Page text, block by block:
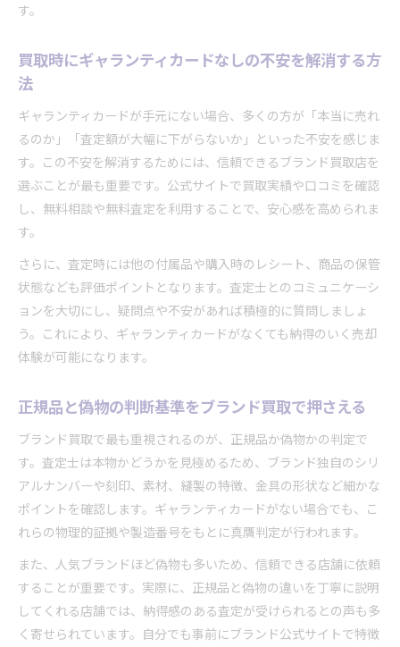
す。
買取時にギャランティカードなしの不安を解消する方
法
ギャランティカードが手元にない場合、多くの方が「本当に売れ
るのか」「査定額が大幅に下がらないか」といった不安を感じま
す。この不安を解消するためには、信頼できるブランド買取店を
選ぶことが最も重要です。公式サイトで買取実績や口コミを確認
し、無料相談や無料査定を利用することで、安心感を高められま
す。
さらに、査定時には他の付属品や購入時のレシート、商品の保管
状態なども評価ポイントとなります。査定士とのコミュニケーシ
ョンを大切にし、疑問点や不安があれば積極的に質問しましょ
う。これにより、ギャランティカードがなくても納得のいく売却
体験が可能になります。
正規品と偽物の判断基準をブランド買取で押さえる
ブランド買取で最も重視されるのが、正規品か偽物かの判定で
す。査定士は本物かどうかを見極めるため、ブランド独自のシリ
アルナンバーや刻印、素材、縫製の特徴、金具の形状など細かな
ポイントを確認します。ギャランティカードがない場合でも、こ
れらの物理的証拠や製造番号をもとに真贋判定が行われます。
また、人気ブランドほど偽物も多いため、信頼できる店舗に依頼
することが重要です。実際に、正規品と偽物の違いを丁寧に説明
してくれる店舗では、納得感のある査定が受けられるとの声も多
く寄せられています。自分でも事前にブランド公式サイトで特徴